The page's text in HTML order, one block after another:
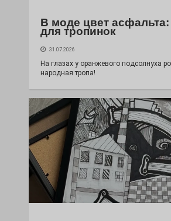
В моде цвет асфальта:
для тропинок
31.07.2026
На глазах у оранжевого подсолнуха
народная тропа!